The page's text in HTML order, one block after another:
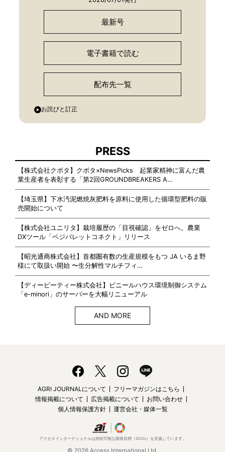
最新号
電子書籍で読む
配布先一覧
お詫びと訂正
PRESS
【株式会社クボタ】クボタ×NewsPicks 起業家精神に富んだ農
業生産者を表彰する「第2回GROUNDBREAKERS A…
【埼玉県】下水汚泥燃焼灰肥料を原料に使用した循環型肥料の販
売開始について
【株式会社ユニリタ】栽培履歴の「目視確認」をゼロへ。農業
DXツール「ベジパレットコネクト」リリース
【昭光通商株式会社】首都圏有数の生産規模をもつ JA いるま野
様にて取扱い開始 〜生分解性マルチフィ…
【ディーピーティー株式会社】ビニールハウス環境制御システム
「e-minori」のサーバーを大幅リニューアル
AND MORE
AGRI JOURNALについて
フリーマガジンはこちら
情報掲載について
広告掲載について
お問い合わせ
個人情報保護方針
運営会社・媒体一覧
アクセスインターナショナルは持続可能な開発目標（SDGs）を支援しています。